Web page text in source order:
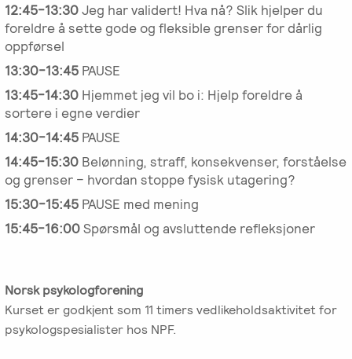
12:45-13:30Jeg har validert! Hva nå? Slik hjelper du
foreldre å sette gode og fleksible grenser for dårlig
oppførsel
13:30-13:45 PAUSE
13:45-14:30 Hjemmet jeg vil bo i: Hjelp foreldre å
sortere i egne verdier
14:30-14:45 PAUSE
14:45-15:30 Belønning, straff, konsekvenser, forståelse
og grenser – hvordan stoppe fysisk utagering?
15:30-15:45 PAUSE med mening
15:45-16:00Spørsmål og avsluttende refleksjoner
Norsk psykologforening
Kurset er godkjent som 11 timers vedlikeholdsaktivitet for
psykologspesialister hos NPF.